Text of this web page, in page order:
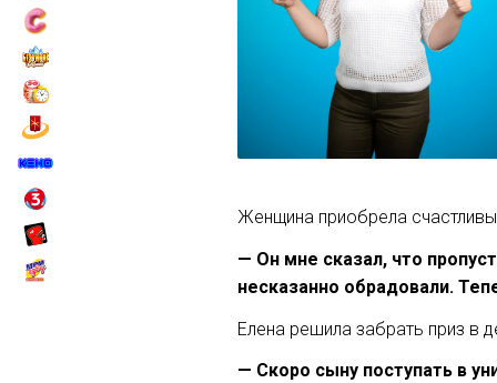
Женщина приобрела
— Он мне сказал, что
несказанно обрадовали.
Елена решила забрать приз в
— Скоро сыну поступать в